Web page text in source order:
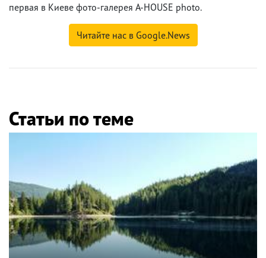
первая в Киеве фото-галерея A-HOUSE photo.
Читайте нас в Google.News
Статьи по теме